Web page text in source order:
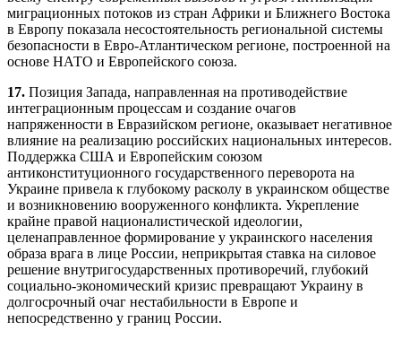
миграционных потоков из стран Африки и Ближнего Востока
в Европу показала несостоятельность региональной системы
безопасности в Евро-Атлантическом регионе, построенной на
основе НАТО и Европейского союза.
17. Позиция Запада, направленная на противодействие
интеграционным процессам и создание очагов
напряженности в Евразийском регионе, оказывает негативное
влияние на реализацию российских национальных интересов.
Поддержка США и Европейским союзом
антиконституционного государственного переворота на
Украине привела к глубокому расколу в украинском обществе
и возникновению вооруженного конфликта. Укрепление
крайне правой националистической идеологии,
целенаправленное формирование у украинского населения
образа врага в лице России, неприкрытая ставка на силовое
решение внутригосударственных противоречий, глубокий
социально-экономический кризис превращают Украину в
долгосрочный очаг нестабильности в Европе и
непосредственно у границ России.